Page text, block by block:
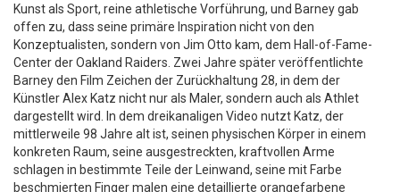
Kunst als Sport, reine athletische Vorführung, und Barney gab
offen zu, dass seine primäre Inspiration nicht von den
Konzeptualisten, sondern von Jim Otto kam, dem Hall-of-Fame-
Center der Oakland Raiders. Zwei Jahre später veröffentlichte
Barney den Film Zeichen der Zurückhaltung 28, in dem der
Künstler Alex Katz nicht nur als Maler, sondern auch als Athlet
dargestellt wird. In dem dreikanaligen Video nutzt Katz, der
mittlerweile 98 Jahre alt ist, seinen physischen Körper in einem
konkreten Raum, seine ausgestreckten, kraftvollen Arme
schlagen in bestimmte Teile der Leinwand, seine mit Farbe
beschmierten Finger malen eine detaillierte orangefarbene